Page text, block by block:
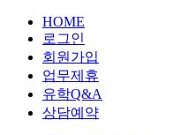
HOME
로그인
회원가입
업무제휴
유학Q&A
상담예약